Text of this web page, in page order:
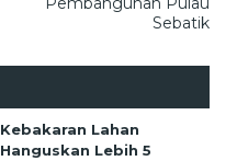
Sebatik
Kebakaran Lahan
Hanguskan Lebih 5